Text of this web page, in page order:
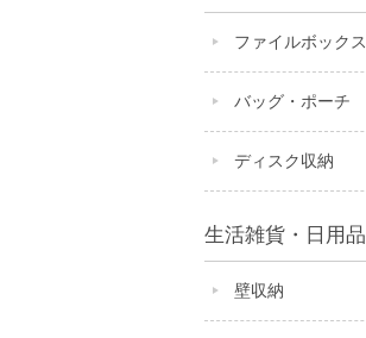
ファイルボックス
バッグ・ポーチ
ディスク収納
生活雑貨・日用品
壁収納